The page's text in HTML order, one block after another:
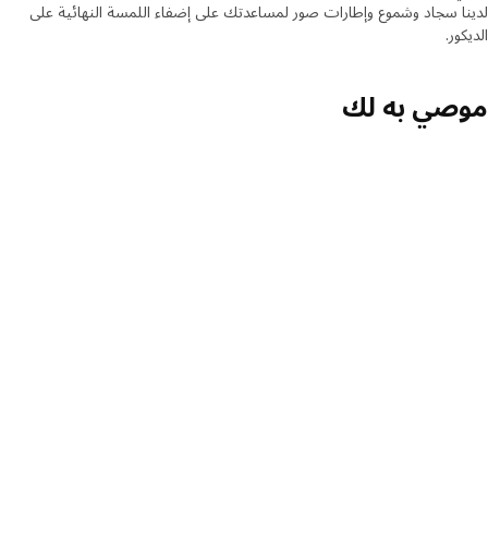
لدينا سجاد وشموع وإطارات صور لمساعدتك على إضفاء اللمسة النهائية على
الديكور.
موصي به لك